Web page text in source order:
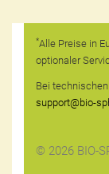
*Alle Preise in
optionaler
Bei
support@bio-
© 2026 BIO-